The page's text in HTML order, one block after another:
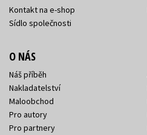
Kontakt na e-shop
Sídlo společnosti
O NÁS
Náš příběh
Nakladatelství
Maloobchod
Pro autory
Pro partnery